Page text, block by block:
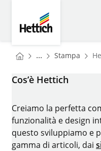
You are here:
Homepage
... Stampa
Cos’è Hettich
Creiamo la perfetta
funzionalità e design
questo sviluppiamo e
gamma di articoli, dai